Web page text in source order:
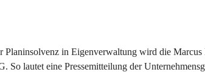
Planinsolvenz in Eigenverwaltung wird die
lautet eine Pressemitteilung der